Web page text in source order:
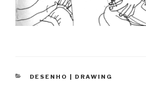
CATEGORIAS
DESENHO | DRAWING